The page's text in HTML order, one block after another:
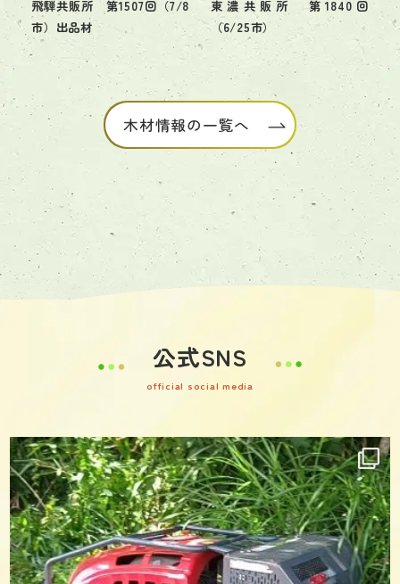
飛騨共販所 第1507回（7/8
市）出品材
東濃共販所 第1840回
（6/25市）
木材情報の一覧へ
公式SNS
official social media